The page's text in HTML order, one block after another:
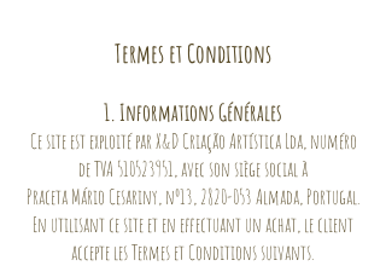
Termes et Conditions
1. Informations Générales
Ce site est exploité par X&D Criação Artística Lda, numéro
de TVA 510523951 , avec son siège social à
Praceta Mário Cesariny, nº13, 2820-053Almada, Portugal.
En utilisant ce site et en effectuant un achat, le client
accepte les Termes et Conditions suivants.